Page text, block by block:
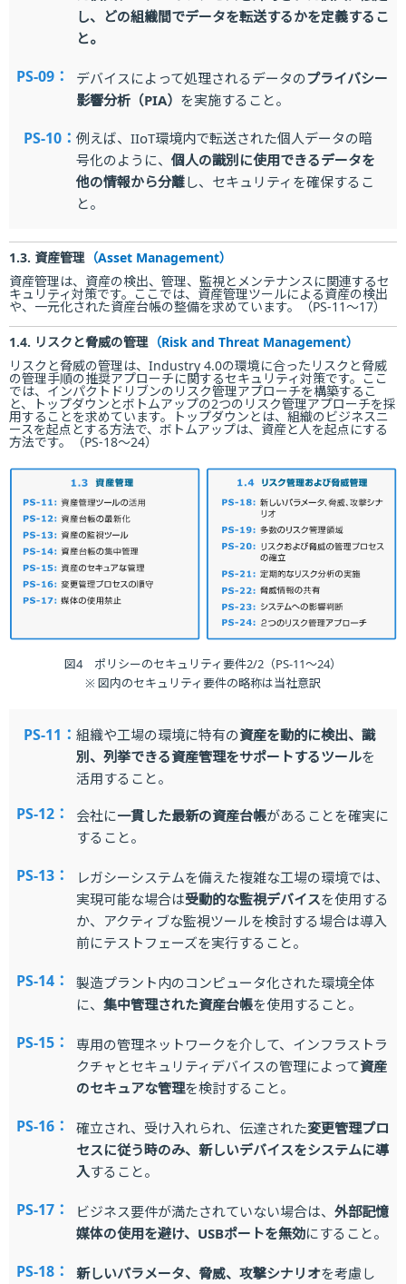
し、どの組織間でデータを転送するかを定義するこ
と。
PS-09： デバイスによって処理されるデータのプライバシー
影響分析（PIA） を実施すること。
PS-10： 例えば、IIoT環境内で転送された個人データの暗
号化のように、 個人の識別に使用できるデータを
他の情報から分離し、セキュリティを確保するこ
と。
1.3. 資産管理 （Asset Management）
資産管理は、資産の検出、管理、監視とメンテナンスに関連するセ
キュリティ対策です。ここでは、資産管理ツールによる資産の検出
や、一元化された資産台帳の整備を求めています。（PS-11～17）
1.4. リスクと脅威の管理 （Risk and Threat Management）
リスクと脅威の管理は、Industry 4.0の環境に合ったリスクと脅威
の管理手順の推奨アプローチに関するセキュリティ対策です。ここ
では、インパクトドリブンのリスク管理アプローチを構築するこ
と、トップダウンとボトムアップの2つのリスク管理アプローチを採
用することを求めています。トップダウンとは、組織のビジネスニ
ースを起点とする方法で、ボトムアップは、資産と人を起点にする
方法です。（PS-18～24）
図4 ポリシーのセキュリティ要件2/2（PS-11〜24）
※ 図内のセキュリティ要件の略称は当社意訳
PS-11： 組織や工場の環境に特有の資産を動的に検出、識
別、列挙できる資産管理をサポートするツールを
活用すること。
PS-12： 会社に一貫した最新の資産台帳があることを確実に
すること。
PS-13：
レガシーシステムを備えた複雑な工場の環境では、
実現可能な場合は受動的な監視デバイスを使用する
か、アクティブな監視ツールを検討する場合は導入
前にテストフェーズを実行すること。
PS-14：
製造プラント内のコンピュータ化された環境全体
に、 集中管理された資産台帳を使用すること。
PS-15：
専用の管理ネットワークを介して、インフラストラ
クチャとセキュリティデバイスの管理によって資産
のセキュアな管理を検討すること。
PS-16： 確立され、受け入れられ、伝達された変更管理プロ
セスに従う時のみ、新しいデバイスをシステムに導
入すること。
PS-17： ビジネス要件が満たされていない場合は、 外部記憶
媒体の使用を避け、USBポートを無効にすること。
PS-18： 新しいパラメータ、脅威、攻撃シナリオを考慮し